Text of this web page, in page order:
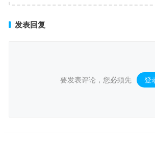
发表回复
要发表评论，您必须先 登